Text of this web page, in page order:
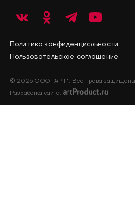
© 2026 ООО "АРТ". Все права защищены
Политика конфиденциальности
Пользовательское соглашение
Разработка сайта: